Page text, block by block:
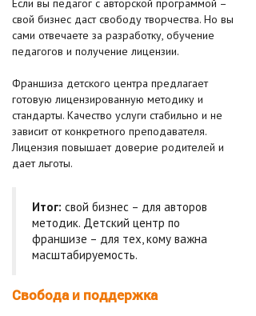
Если вы педагог с авторской программой –
свой бизнес даст свободу творчества. Но вы
сами отвечаете за разработку, обучение
педагогов и получение лицензии.
Франшиза детского центра предлагает
готовую лицензированную методику и
стандарты. Качество услуги стабильно и не
зависит от конкретного преподавателя.
Лицензия повышает доверие родителей и
дает льготы.
Итог: свой бизнес – для авторов
методик. Детский центр по
франшизе – для тех, кому важна
масштабируемость.
Свобода и поддержка